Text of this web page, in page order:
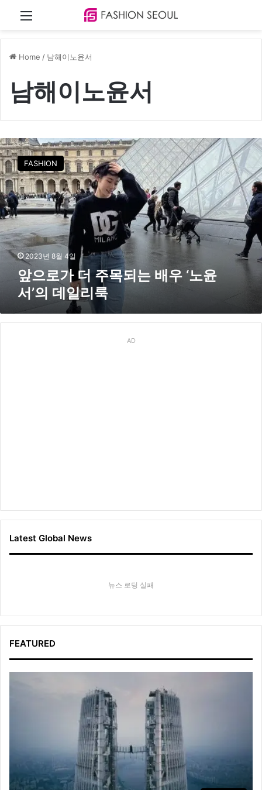
Home / 남해이노윤서
남해이노윤서
앞
으
로
가
더
주
목
되
는
서
FASHION
2023년 8월 4일
앞으로가 더 주목되는 배우 ‘노윤
서’의 데일리룩
AD
Latest Global News
뉴스 로딩 실패
FEATURED